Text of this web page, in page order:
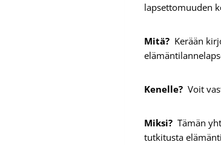
lapsettomuuden
Mitä? Kerään
Kenelle? Voit
Miksi? Tämän
tutkitusta